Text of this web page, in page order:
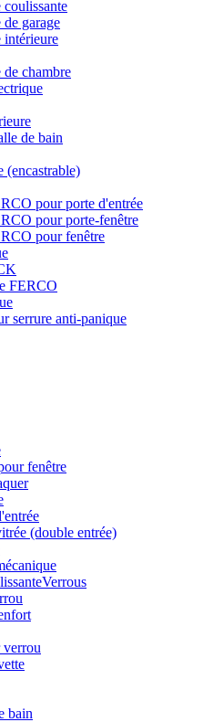
coulissante
garage
intérieure
de chambre
de bain
(encastrable)
pour porte d'entrée
pour porte-fenêtre
pour fenêtre
FERCO
serrure anti-panique
fenêtre
(double entrée)
verrou
bain